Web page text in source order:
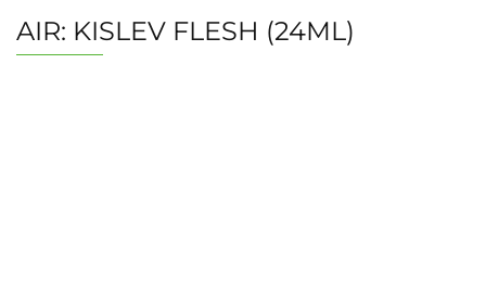
AIR: KISLEV FLESH (24ML)